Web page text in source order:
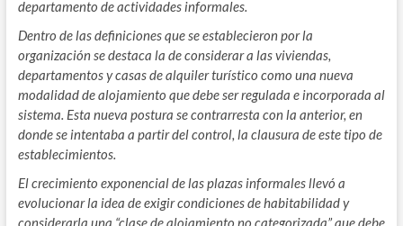
departamento de actividades informales.
Dentro de las definiciones que se establecieron por la
organización se destaca la de considerar a las viviendas,
departamentos y casas de alquiler turístico como una nueva
modalidad de alojamiento que debe ser regulada e incorporada al
sistema. Esta nueva postura se contrarresta con la anterior, en
donde se intentaba a partir del control, la clausura de este tipo de
establecimientos.
El crecimiento exponencial de las plazas informales llevó a
evolucionar la idea de exigir condiciones de habitabilidad y
considerarla una “clase de alojamiento no categorizada” que debe